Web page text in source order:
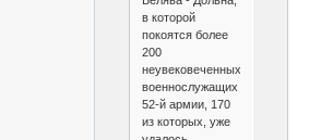
в которой
покоятся более
200
неувековеченных
военнослужащих
52-й армии, 170
из которых, уже